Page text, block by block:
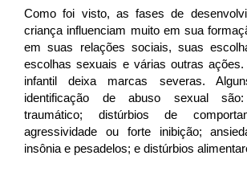
Como foi visto, as fases de
criança influenciam muito em sua
em suas relações sociais, suas
escolhas sexuais e várias outras
infantil deixa marcas severas.
identificação de abuso sexual
traumático; distúrbios de
agressividade ou forte inibição;
insônia e pesadelos; e distúrbios